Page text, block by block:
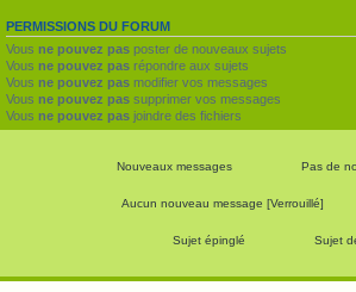
PERMISSIONS DU FORUM
Vous ne pouvez pas poster de nouveaux sujets
Vous ne pouvez pas répondre aux sujets
Vous ne pouvez pas modifier vos messages
Vous ne pouvez pas supprimer vos messages
Vous ne pouvez pas joindre des fichiers
Nouveaux messages Pas de
Aucun nouveau message [Verrouillé]
Sujet épinglé Sujet